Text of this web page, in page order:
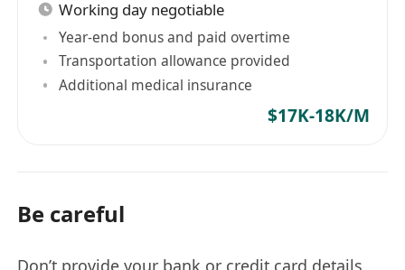
Working day negotiable
Year-end bonus and paid overtime
Transportation allowance provided
Additional medical insurance
$17K-18K/M
Be careful
Don’t provide your bank or credit card details